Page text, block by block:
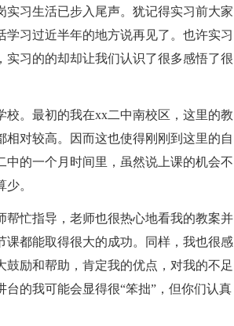
习生活已步入尾声。犹记得实习前大家
习过近半年的地方说再见了。也许实习
习的的却却让我们认识了很多感悟了很
。最初的我在xx二中南校区，这里的教
对较高。因而这也使得刚刚到这里的自
的一个月时间里，虽然说上课的机会不
。
忙指导，老师也很热心地看我的教案并
都能取得很大的成功。同样，我也很感
励和帮助，肯定我的优点，对我的不足
的我可能会显得很“笨拙”，但你们认真